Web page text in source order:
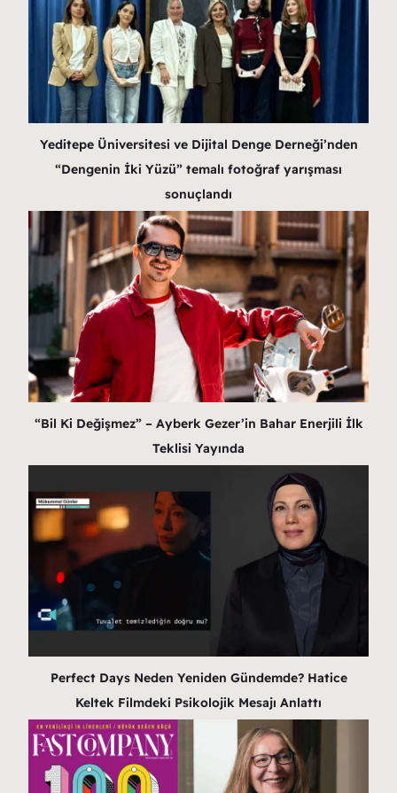
Yeditepe Üniversitesi ve Dijital Denge Derneği’nden
“Dengenin İki Yüzü” temalı fotoğraf yarışması
sonuçlandı
“Bil Ki Değişmez” – Ayberk Gezer’in Bahar Enerjili İlk
Teklisi Yayında
Perfect Days Neden Yeniden Gündemde? Hatice
Keltek Filmdeki Psikolojik Mesajı Anlattı